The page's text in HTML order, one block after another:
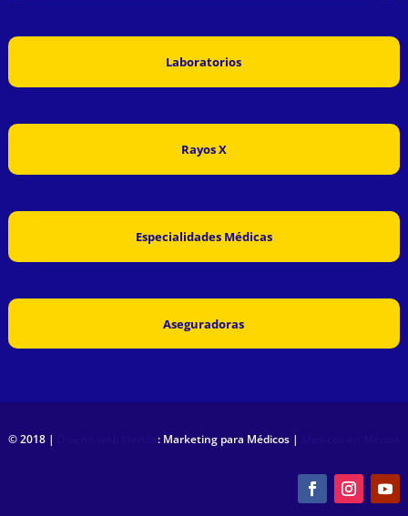
Laboratorios
Rayos X
Especialidades Médicas
Aseguradoras
© 2018 | : Marketing para Médicos |